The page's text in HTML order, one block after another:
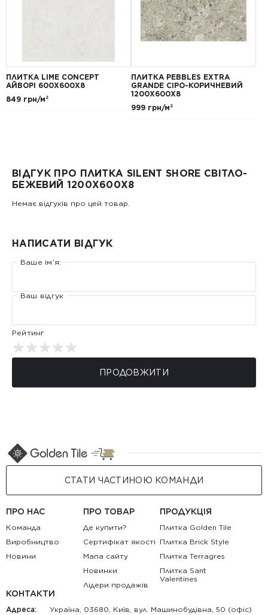
ПЛИТКА LIME CONCEPT
АЙВОРІ 600Х600Х8
849 грн/м²
ПЛИТКА PEBBLES EXTRA
GRANDE СІРО-КОРИЧНЕВИЙ
1200Х600Х8
999 грн/м²
ВІДГУК ПРО ПЛИТКА SILENT SHORE СВІТЛО-
БЕЖЕВИЙ 1200Х600Х8
Немає відгуків про цей товар.
НАПИСАТИ ВІДГУК
Ваше ім’я:
Ваш відгук
Рейтинг
ПРОДОВЖИТИ
СТАТИ ЧАСТИНОЮ КОМАНДИ
ПРО НАС
Команда
Виробництво
Новини
ПРО ТОВАР
Де купити?
Сертифікат якості
Мапа сайту
Новинки
Лідери продажів
ПРОДУКЦІЯ
Плитка Golden Tile
Плитка Brick Style
Плитка Terragres
Плитка Sant
Valentines
КОНТАКТИ
Адреса: Україна, 03680, Київ, вул. Машинобудівна, 50 (офіс)